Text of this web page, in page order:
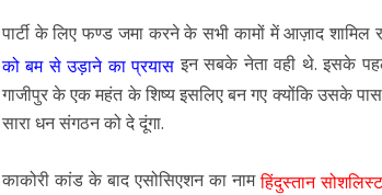
पार्टी के लिए फण्ड जमा करने के सभी कामों में आज़ाद शामिल
को बम से उड़ाने का प्रयास इन सबके नेता वही थे. इसके
गाजीपुर के एक महंत के शिष्य इसलिए बन गए क्योंकि उसके
सारा धन संगठन को दे दूंगा.
काकोरी कांड के बाद एसोसिएशन का नामहिंदुस्तान